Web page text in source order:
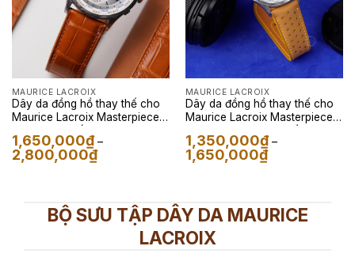
MAURICE LACROIX
Dây da đồng hồ thay thế cho
Maurice Lacroix Masterpiece –
Brown
1,650,000₫ –
2,800,000₫Khoảng
giá:
2,800,000₫
MAURICE LACROIX
Dây da đồng hồ thay thế cho
Maurice Lacroix Masterpiece –
1,350,000₫ –
1,650,000₫Khoảng
giá:
BỘ SƯU TẬP DÂY DA MAURICE
LACROIX